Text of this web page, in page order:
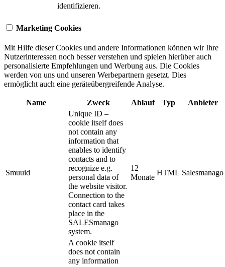
identifizieren.
Marketing Cookies
Mit Hilfe dieser Cookies und andere Informationen können wir Ihre
Nutzerinteressen noch besser verstehen und spielen hierüber auch
personalisierte Empfehlungen und Werbung aus. ​Die Cookies
werden von uns und unseren Werbepartnern gesetzt. Dies
ermöglicht auch eine geräteübergreifende Analyse.
Name Zweck Ablauf Typ Anbieter
Smuuid
Unique ID –
cookie itself does
not contain any
information that
enables to identify
contacts and to
recognize e.g.
personal data of
the website visitor.
Connection to the
contact card takes
place in the
SALESmanago
system.
12
Monate
HTML Salesmanago
A cookie itself
does not contain
any information